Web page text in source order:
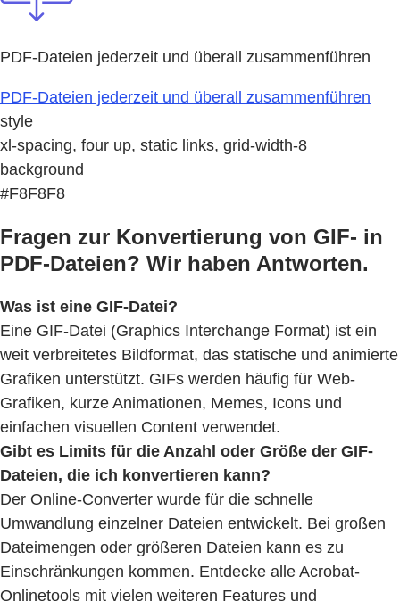
PDF-Dateien jederzeit und überall zusammenführen
PDF-Dateien jederzeit und überall zusammenführen
style
xl-spacing, four up, static links, grid-width-8
background
#F8F8F8
Fragen zur Konvertierung von GIF- in
PDF-Dateien? Wir haben Antworten.
Was ist eine GIF-Datei?
Eine GIF-Datei (Graphics Interchange Format) ist ein
weit verbreitetes Bildformat, das statische und animierte
Grafiken unterstützt. GIFs werden häufig für Web-
Grafiken, kurze Animationen, Memes, Icons und
einfachen visuellen Content verwendet.
Gibt es Limits für die Anzahl oder Größe der GIF-
Dateien, die ich konvertieren kann?
Der Online-Converter wurde für die schnelle
Umwandlung einzelner Dateien entwickelt. Bei großen
Dateimengen oder größeren Dateien kann es zu
Einschränkungen kommen. Entdecke alle Acrobat-
Onlinetools mit vielen weiteren Features und